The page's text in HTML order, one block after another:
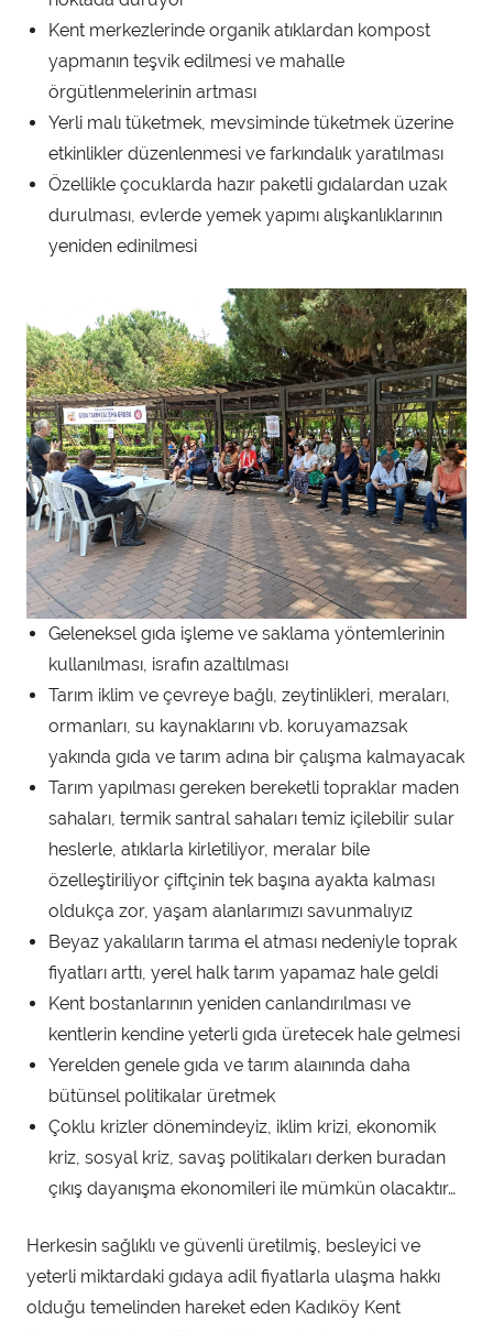
Kent merkezlerinde organik atıklardan kompost
yapmanın teşvik edilmesi ve mahalle
örgütlenmelerinin artması
Yerli malı tüketmek, mevsiminde tüketmek üzerine
etkinlikler düzenlenmesi ve farkındalık yaratılması
Özellikle çocuklarda hazır paketli gıdalardan uzak
durulması, evlerde yemek yapımı alışkanlıklarının
yeniden edinilmesi
Geleneksel gıda işleme ve saklama yöntemlerinin
kullanılması, israfın azaltılması
Tarım iklim ve çevreye bağlı, zeytinlikleri, meraları,
ormanları, su kaynaklarını vb. koruyamazsak
yakında gıda ve tarım adına bir çalışma kalmayacak
Tarım yapılması gereken bereketli topraklar maden
sahaları, termik santral sahaları temiz içilebilir sular
heslerle, atıklarla kirletiliyor, meralar bile
özelleştiriliyor çiftçinin tek başına ayakta kalması
oldukça zor, yaşam alanlarımızı savunmalıyız
Beyaz yakalıların tarıma el atması nedeniyle toprak
fiyatları arttı, yerel halk tarım yapamaz hale geldi
Kent bostanlarının yeniden canlandırılması ve
kentlerin kendine yeterli gıda üretecek hale gelmesi
Yerelden genele gıda ve tarım alaınında daha
bütünsel politikalar üretmek
Çoklu krizler dönemindeyiz, iklim krizi, ekonomik
kriz, sosyal kriz, savaş politikaları derken buradan
çıkış dayanışma ekonomileri ile mümkün olacaktır…
Herkesin sağlıklı ve güvenli üretilmiş, besleyici ve
yeterli miktardaki gıdaya adil fiyatlarla ulaşma hakkı
olduğu temelinden hareket eden Kadıköy Kent